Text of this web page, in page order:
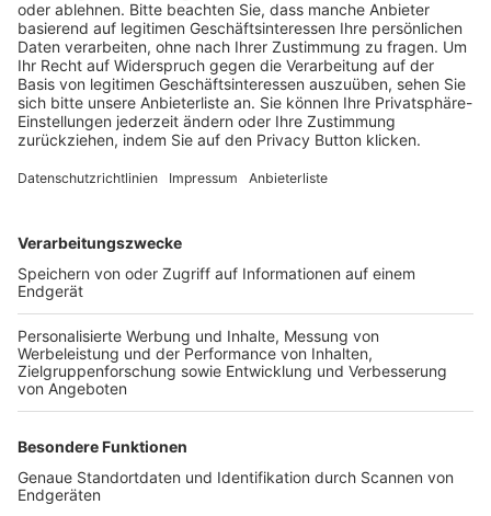
BFV-Geschäftsstellen
Trainerbörse
Login SpielPlus
FOLGE DEM BFV
TOP-VEREINE
TOP-PARTNER